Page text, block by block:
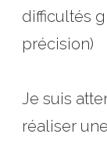
difficultés
précision)
Je suis
réaliser